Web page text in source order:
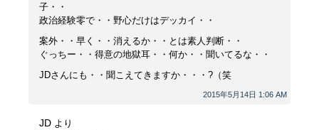
2015年5月14日 1:06 AM
子・・
政治経験零で・・野心だけはデッカイ・・
案外・・早く・・消えるか・・とは素人判断・・
ぐっちー・・得意の地獄耳・・何か・・聞いてるな・・
JDさんにも・・聞こえてきますか・・・?（笑
JD より